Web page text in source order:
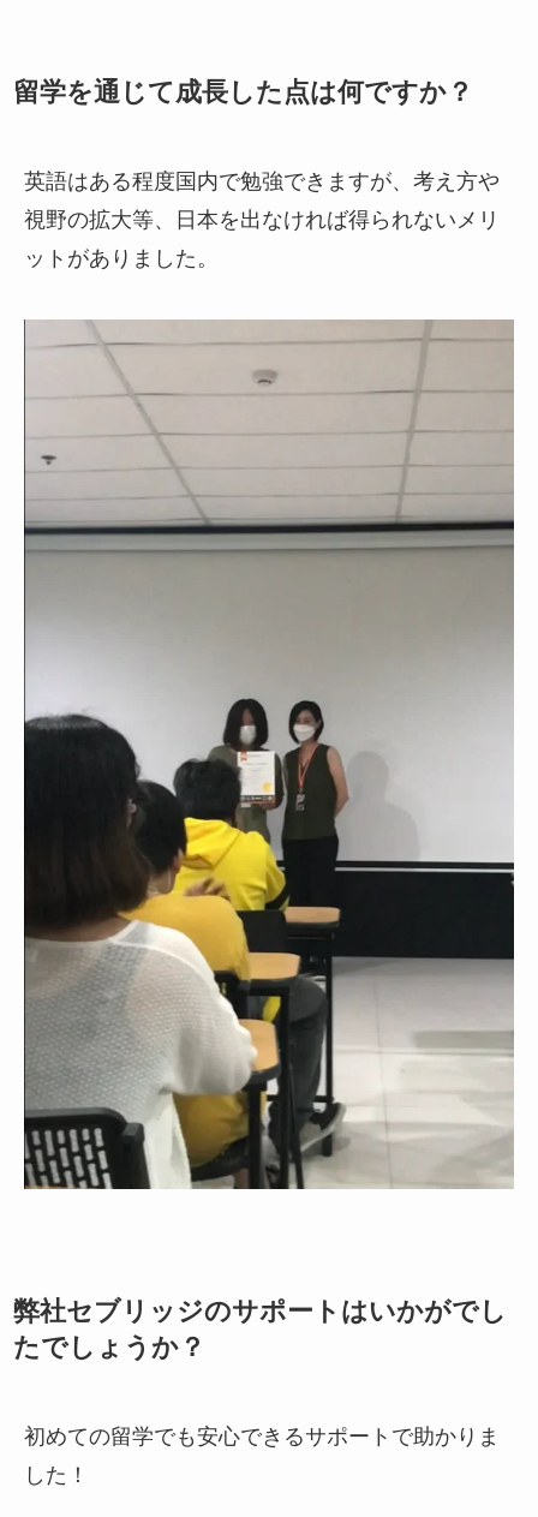
留学を通じて成長した点は何ですか？
英語はある程度国内で勉強できますが、考え方や
視野の拡大等、日本を出なければ得られないメリ
ットがありました。
弊社セブリッジのサポートはいかがでし
たでしょうか？
初めての留学でも安心できるサポートで助かりま
した！